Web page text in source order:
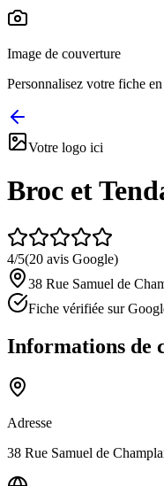
Image de couverture
Personnalisez votre fiche
Votre logo ici
Broc et
4/5(20 avis Google)
38 Rue Samuel de
Fiche vérifiée sur
Informations de
Adresse
38 Rue Samuel de